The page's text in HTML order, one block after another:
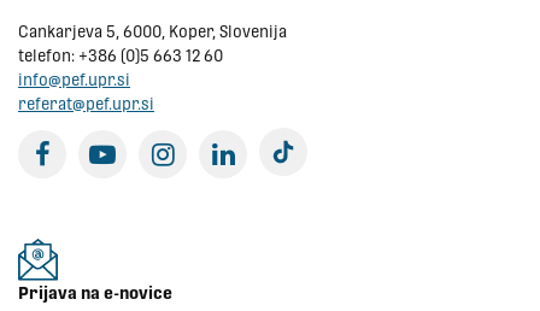
Cankarjeva 5, 6000, Koper, Slovenija
telefon: +386 (0)5 663 12 60
info@pef.upr.si
referat@pef.upr.si
facebookyoutubeinstagramlinkedintiktok
Prijava na e-novice